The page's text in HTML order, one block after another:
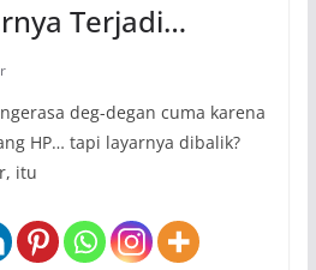
Terjadi…
deg-degan cuma karena
HP… tapi layarnya dibalik?
itu